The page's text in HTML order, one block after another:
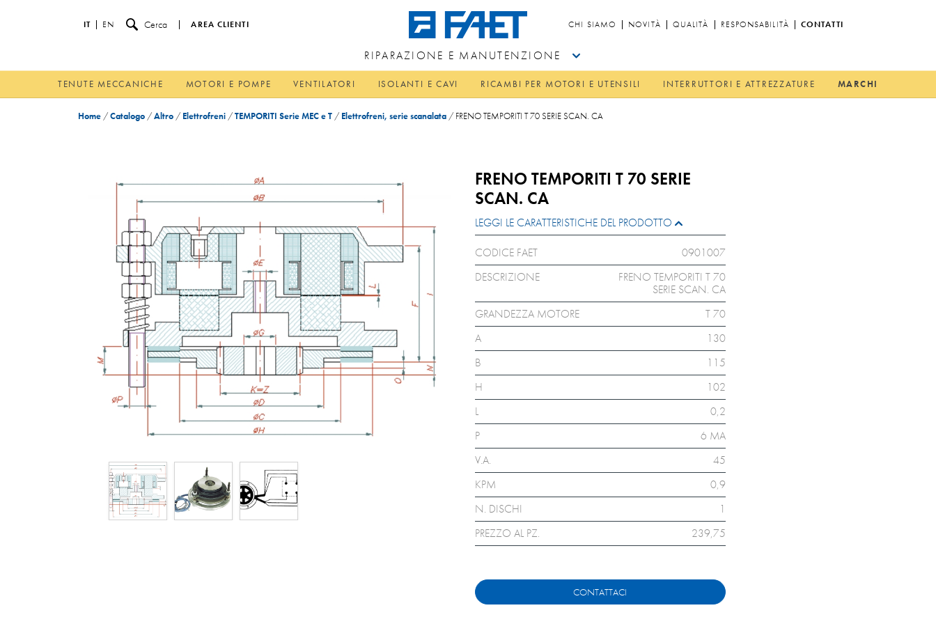
IT EN Cerca AREA CLIENTI CHI SIAMO NOVITÀ QUALITÀ RESPONSABILITÀ CONTATTI
RIPARAZIONE E MANUTENZIONE
TENUTE MECCANICHE MOTORI E POMPE VENTILATORI ISOLANTI E CAVI RICAMBI PER MOTORI E UTENSILI INTERRUTTORI E ATTREZZATURE MARCHI
Home /Catalogo /Altro / Elettrofreni /TEMPORITI Serie MEC e T / Elettrofreni, serie scanalata / FRENO TEMPORITI T 70 SERIE SCAN. CA
FRENO TEMPORITI T 70 SERIE
SCAN. CA
LEGGI LE CARATTERISTICHE DEL PRODOTTO
CODICE FAET
0901007
DESCRIZIONE
FRENO TEMPORITI T 70
SERIE SCAN. CA
GRANDEZZA MOTORE
T 70
A
130
B
115
H
102
L
0,2
P
6 MA
V.A.
45
KPM
0,9
N. DISCHI
1
PREZZO AL PZ.
239,75
CONTATTACI